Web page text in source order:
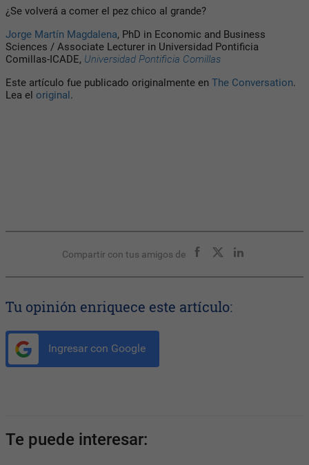
¿Se volverá a comer el pez chico al grande?
Jorge Martín Magdalena, PhD in Economic and Business
Sciences / Associate Lecturer in Universidad Pontificia
Comillas-ICADE, Universidad Pontificia Comillas
Este artículo fue publicado originalmente en The Conversation.
Lea el original.
Compartir con tus amigos de
Tu opinión enriquece este artículo:
Ingresar con Google
Te puede interesar: